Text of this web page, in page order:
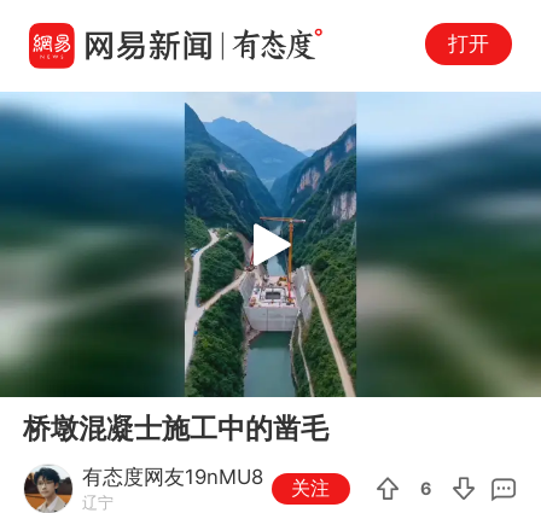
打开
00:00
Play
桥墩混凝士施工中的凿毛
有态度网友19nMU8
辽宁
关注 6